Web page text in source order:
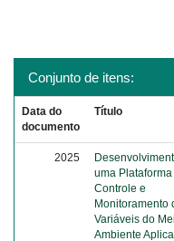
Conjunto de itens:
Data do
documento
Título
2025
uma Plataforma
Controle e
Monitoramento
Variáveis do
Ambiente